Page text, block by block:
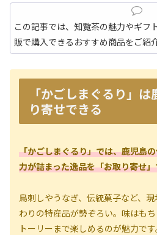
この記事では、知覧茶の魅力やギフ
販で購入できるおすすめ商品をご紹
「かごしまぐるり」
り寄せできる
「かごしまぐるり」では、鹿児島
力が詰まった逸品を「お取り寄せ
鳥刺しやうなぎ、伝統菓子など、
わりの特産品が勢ぞろい。味はも
トーリーまで楽しめるのが魅力です